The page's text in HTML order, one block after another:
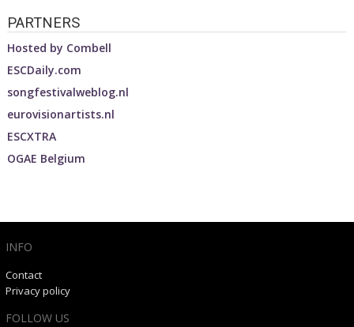
PARTNERS
Hosted by Combell
ESCDaily.com
songfestivalweblog.nl
eurovisionartists.nl
ESCXTRA
OGAE Belgium
INFO
Contact
Privacy policy
FOLLOW US